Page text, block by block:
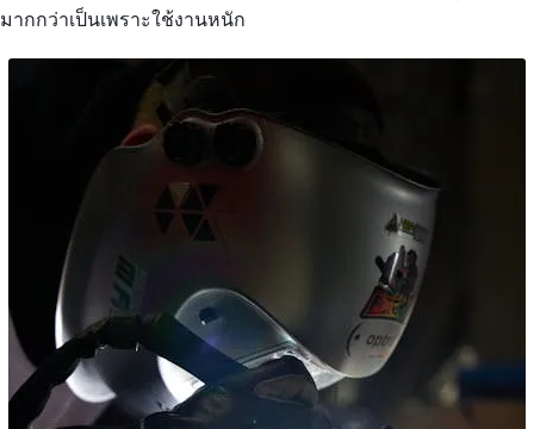
มากกว่าเป็นเพราะใช้งานหนัก